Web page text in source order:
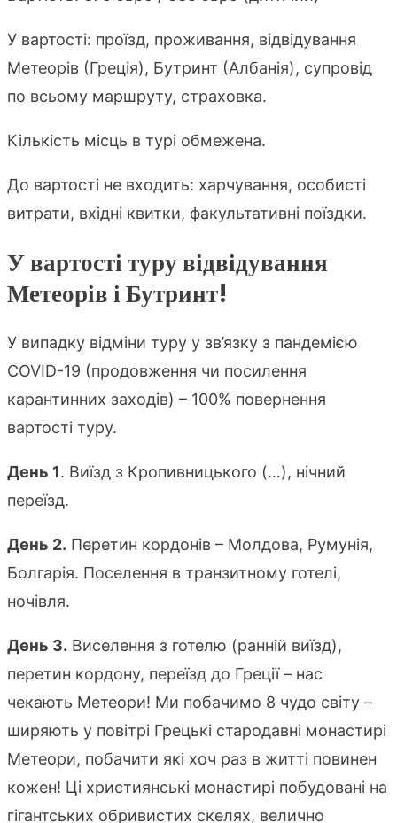
У вартості: проїзд, проживання, відвідування
Метеорів (Греція), Бутринт (Албанія), супровід
по всьому маршруту, страховка.
Кількість місць в турі обмежена.
До вартості не входить: харчування, особисті
витрати, вхідні квитки, факультативні поїздки.
У вартості туру відвідування
Метеорів і Бутринт!
У випадку відміни туру у зв’язку з пандемією
COVID-19 (продовження чи посилення
карантинних заходів) – 100% повернення
вартості туру.
День 1. Виїзд з Кропивницького (…), нічний
переїзд.
День 2. Перетин кордонів – Молдова, Румунія,
Болгарія. Поселення в транзитному готелі,
ночівля.
День 3. Виселення з готелю (ранній виїзд),
перетин кордону, переїзд до Греції – нас
чекають Метеори! Ми побачимо 8 чудо світу –
ширяють у повітрі Грецькі стародавні монастирі
Метеори, побачити які хоч раз в житті повинен
кожен! Ці християнські монастирі побудовані на
гігантських обривистих скелях, велично